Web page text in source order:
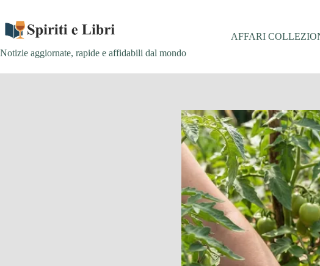
contenuto
Notizie aggiornate, rapide e affidabili dal mondo
AFFARI